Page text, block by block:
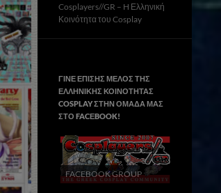
Cosplayers//GR – H Ελληνική
Κοινότητα του Cosplay
ΓΙΝΕ ΕΠΙΣΗΣ ΜΕΛΟΣ ΤΗΣ
ΕΛΛΗΝΙΚΗΣ ΚΟΙΝΟΤΗΤΑΣ
COSPLAY ΣΤΗΝ ΟΜΑΔΑ ΜΑΣ
ΣΤΟ FACΕBOOK!
FACEBOOK GROUP